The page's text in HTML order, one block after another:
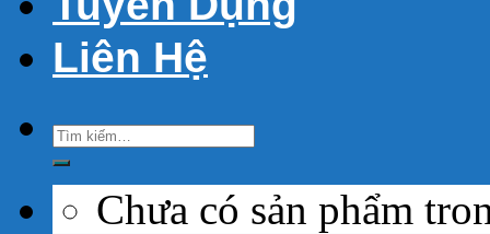
Liên Hệ
Chưa có sản phẩm